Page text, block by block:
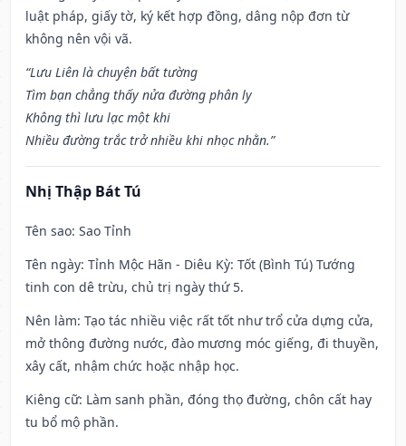
luật pháp, giấy tờ, ký kết hợp đồng, dâng nộp đơn từ
không nên vội vã.
“Lưu Liên là chuyện bất tường
Tìm bạn chẳng thấy nửa đường phân ly
Không thì lưu lạc một khi
Nhiều đường trắc trở nhiều khi nhọc nhằn.”
Nhị Thập Bát Tú
Tên sao: Sao Tỉnh
Tên ngày: Tỉnh Mộc Hãn - Diêu Kỳ: Tốt (Bình Tú) Tướng
tinh con dê trừu, chủ trị ngày thứ 5.
Nên làm: Tạo tác nhiều việc rất tốt như trổ cửa dựng cửa,
mở thông đường nước, đào mương móc giếng, đi thuyền,
xây cất, nhậm chức hoặc nhập học.
Kiêng cữ: Làm sanh phần, đóng thọ đường, chôn cất hay
tu bổ mộ phần.